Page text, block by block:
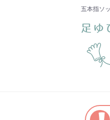
五本指ソ